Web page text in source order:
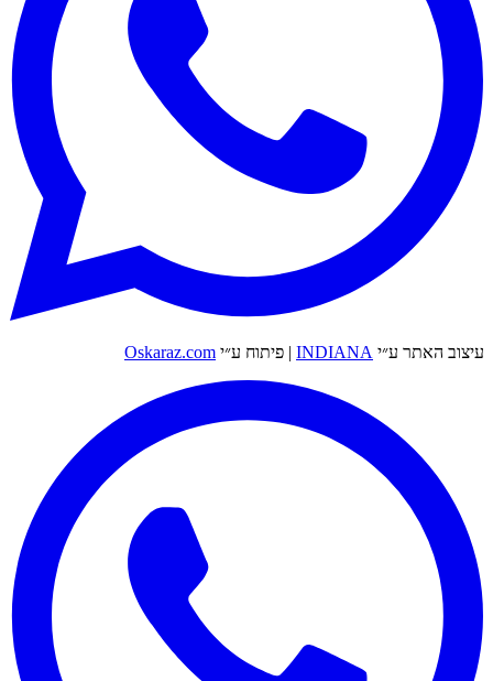
עיצוב האתר ע״י INDIANA
| פיתוח ע״י Oskaraz.com